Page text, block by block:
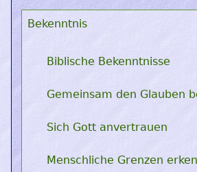
Bekenntnis
Biblische Bekenntnisse
Gemeinsam den Glauben
Sich Gott anvertrauen
Menschliche Grenzen